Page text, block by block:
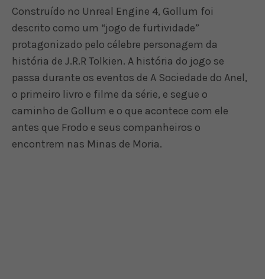
Construído no Unreal Engine 4, Gollum foi
descrito como um “jogo de furtividade”
protagonizado pelo célebre personagem da
história de J.R.R Tolkien. A história do jogo se
passa durante os eventos de A Sociedade do Anel,
o primeiro livro e filme da série, e segue o
caminho de Gollum e o que acontece com ele
antes que Frodo e seus companheiros o
encontrem nas Minas de Moria.